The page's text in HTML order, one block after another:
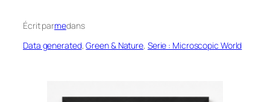
Écrit parmedans
Data generated, Green & Nature, Serie : Microscopic World